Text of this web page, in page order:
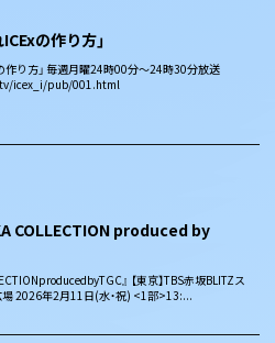
の作り方」
作り方」 毎週月曜24時00分〜24時30分放送
icex_i/pub/001.html
COLLECTION produced by
』 【東京】TBS赤坂BLITZス
場 2026年2月11日(水・祝) <1部>13:...